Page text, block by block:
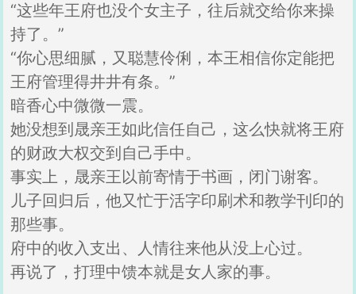
“这些年王府也没个女主子，往后就交给你来操
持了。”
“你心思细腻，又聪慧伶俐，本王相信你定能把
王府管理得井井有条。”
暗香心中微微一震。
她没想到晟亲王如此信任自己，这么快就将王府
的财政大权交到自己手中。
事实上，晟亲王以前寄情于书画，闭门谢客。
儿子回归后，他又忙于活字印刷术和教学刊印的
那些事。
府中的收入支出、人情往来他从没上心过。
再说了，打理中馈本就是女人家的事。